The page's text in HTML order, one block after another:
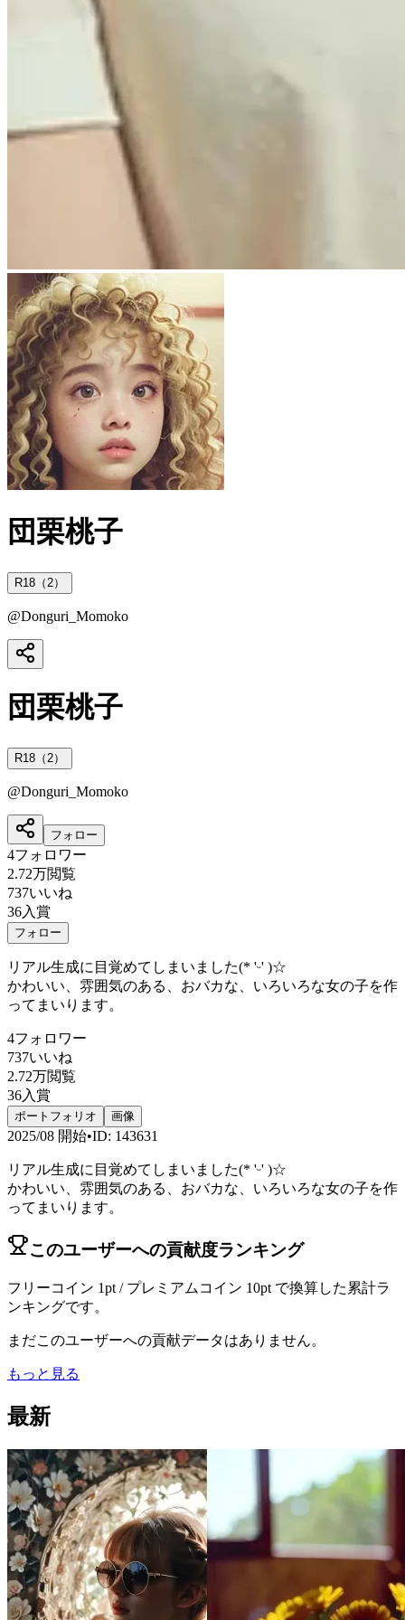
団栗桃子
R18（2）
@Donguri_Momoko
団栗桃子
R18（2）
@Donguri_Momoko
フォロー
4フォロワー
2.72万閲覧
737いいね
36入賞
フォロー
リアル生成に目覚めてしまいました(* 'ᵕ' )☆
かわいい、雰囲気のある、おバカな、いろいろな女の子を作
ってまいります。
4フォロワー
737いいね
2.72万閲覧
36入賞
ポートフォリオ 画像
2025/08 開始•ID: 143631
リアル生成に目覚めてしまいました(* 'ᵕ' )☆
かわいい、雰囲気のある、おバカな、いろいろな女の子を作
ってまいります。
このユーザーへの貢献度ランキング
フリーコイン 1pt / プレミアムコイン 10pt で換算した累計ラ
ンキングです。
まだこのユーザーへの貢献データはありません。
もっと見る
最新